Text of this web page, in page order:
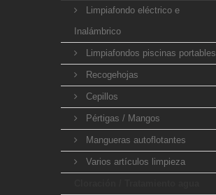
Limpiafondo eléctrico e
Inalámbrico
Limpiafondos piscinas portables
Recogehojas
Cepillos
Pértigas / Mangos
Mangueras autoflotantes
Varios artículos limpieza